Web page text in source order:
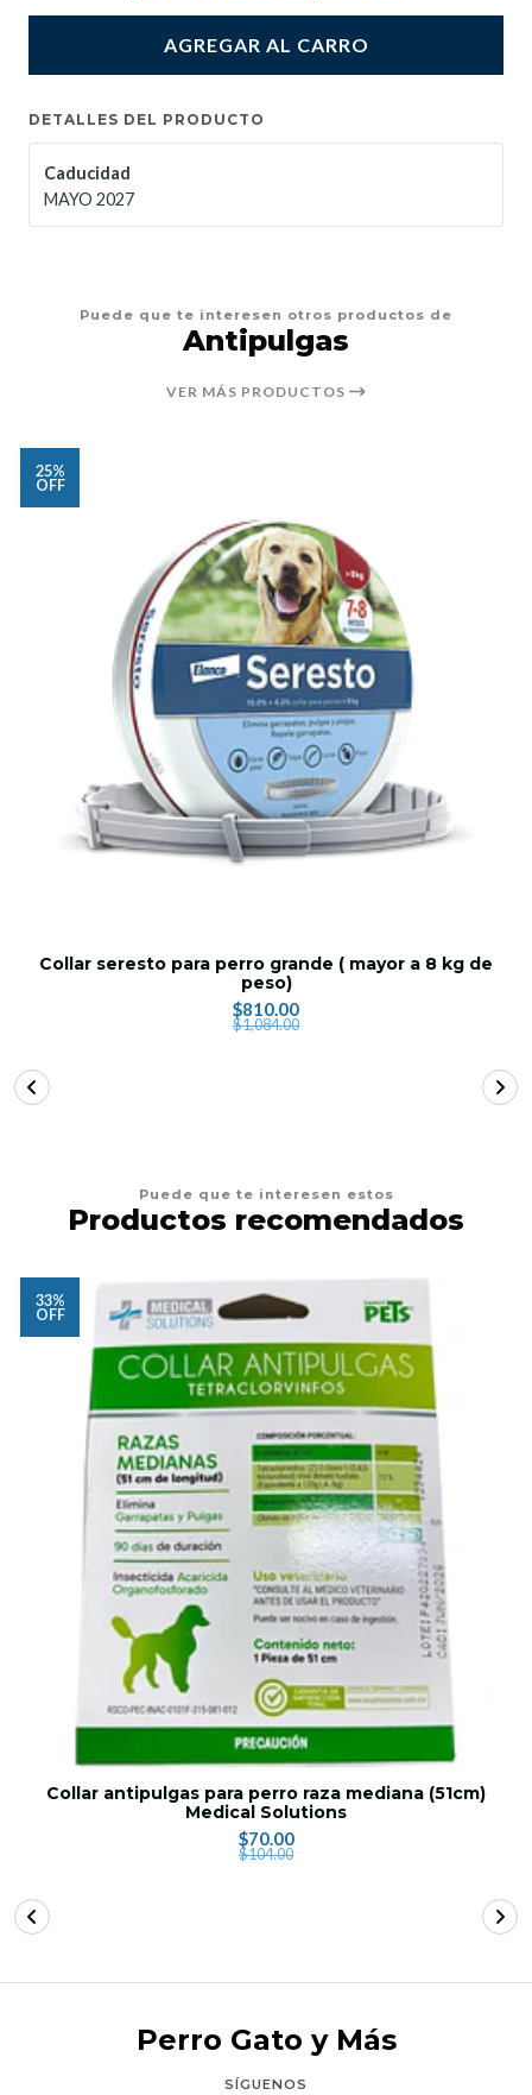
AGREGAR AL CARRO
DETALLES DEL PRODUCTO
Caducidad
MAYO 2027
Puede que te interesen otros productos de
Antipulgas
VER MÁS PRODUCTOS
25%
OFF
Collar seresto para perro grande ( mayor a 8 kg de
peso)
$810.00
$1,084.00
Puede que te interesen estos
Productos recomendados
33%
OFF
Collar antipulgas para perro raza mediana (51cm)
Medical Solutions
$70.00
$104.00
Perro Gato y Más
SÍGUENOS